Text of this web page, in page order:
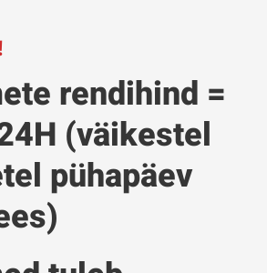
rendihind =
(väikestel
pühapäev